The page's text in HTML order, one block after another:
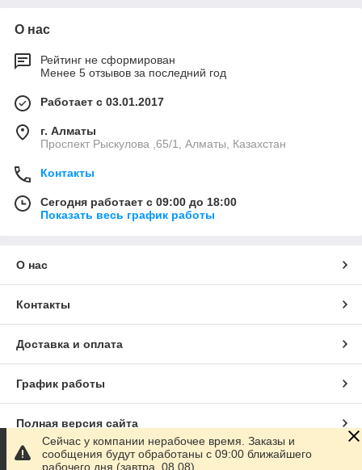
О нас
Рейтинг не сформирован
Менее 5 отзывов за последний год
Работает с 03.01.2017
г. Алматы
Проспект Рыскулова ,65/1, Алматы, Казахстан
Контакты
Сегодня работает с 09:00 до 18:00
Показать весь график работы
О нас
Контакты
Доставка и оплата
График работы
Полная версия сайта
Сайт создан на маркетплейсеSatu.kz
Сейчас у компании нерабочее время. Заказы и
сообщения будут обработаны с 09:00 ближайшего
рабочего дня (завтра, 08.08)